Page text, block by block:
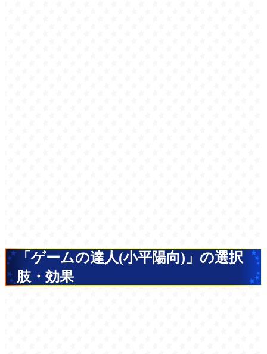
「ゲームの達人(小平陽向)」の選択
肢・効果